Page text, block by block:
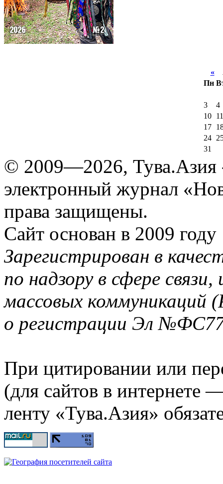
«
Пн
3
4
10
11
17
24
31
© 2009—2026, Тува.Азия
электронный журнал
права защищены.
Сайт основан в 2009 году
Зарегистрирован в
по надзору в сфере
массовых коммуникаций
о регистрации Эл
При цитировании или
(для сайтов в интернете
ленту «Тува.Азия»